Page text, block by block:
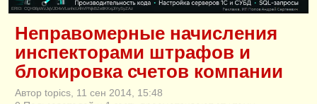
ERID: CQH36pWzJqVJD4xVLsnhcU4hVPNjkBZe8KKxjJiYySyZAz
Неправомерные начисления
инспекторами штрафов и
блокировка счетов компании
Автор topics, 11 сен 2014, 15:48